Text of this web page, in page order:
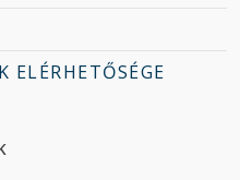
ELÉRHETŐSÉGE